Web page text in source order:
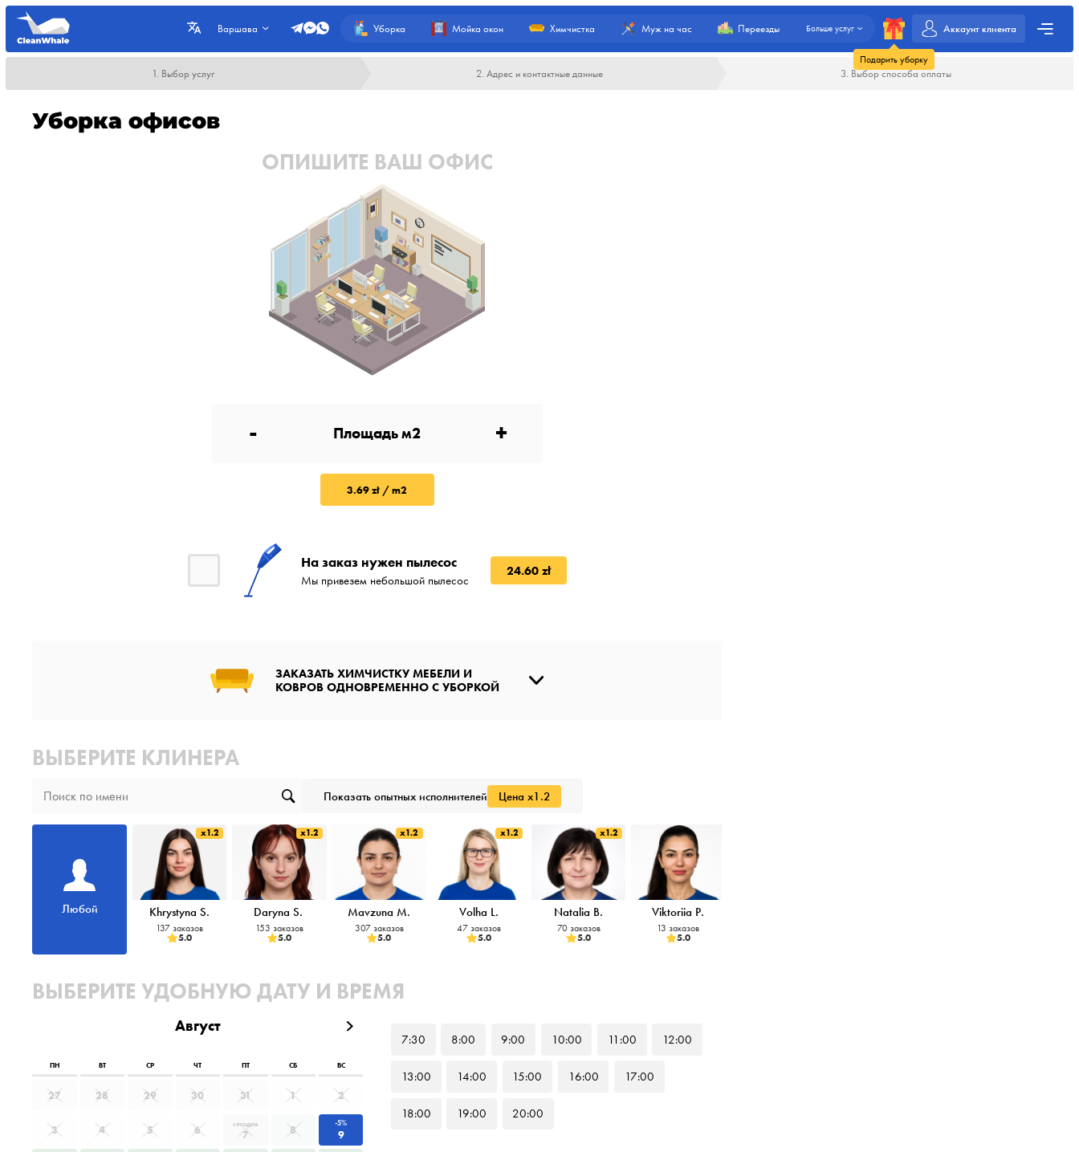
Варшава Уборка Мойка окон Химчистка Муж на час Переезды Больше услуг
Подарить уборку
Аккаунт клиента
1. Выбор услуг 2. Адрес и контактные данные 3. Выбор способа оплаты
Уборка офисов
ОПИШИТЕ ВАШ ОФИС
- +
3.69 zł / m2
На заказ нужен пылесос
Мы привезем небольшой пылесос
24.60 zł
ЗАКАЗАТЬ ХИМЧИСТКУ МЕБЕЛИ И
КОВРОВ ОДНОВРЕМЕННО С УБОРКОЙ
ВЫБЕРИТЕ КЛИНЕРА
Показать опытных исполнителей Цена x1.2
Любой
x1.2
Khrystyna S.
137 заказов
5.0
x1.2
Daryna S.
153 заказов
5.0
x1.2
Mavzuna M.
307 заказов
5.0
x1.2
Volha L.
47 заказов
5.0
x1.2
Natalia B.
70 заказов
5.0
Viktoriia P.
13 заказов
5.0
ВЫБЕРИТЕ УДОБНУЮ ДАТУ И ВРЕМЯ
Август
ПН ВТ СР ЧТ ПТ СБ ВС
27 28 29 30 31 1 2
3 4 5 6 сегодня
7 8 -5%
9
7:30 8:00 9:00 10:00 11 :00 12:00
13:00 14:00 15:00 16:00 17:00
18:00 19:00 20:00